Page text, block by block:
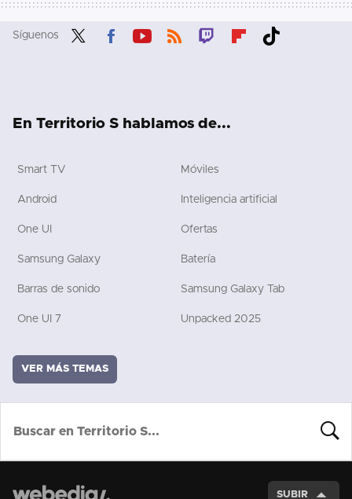
Síguenos
En Territorio S hablamos de...
Smart TV Móviles
Android Inteligencia artificial
One UI Ofertas
Samsung Galaxy Batería
Barras de sonido Samsung Galaxy Tab
One UI 7 Unpacked 2025
VER MÁS TEMAS
SUBIR